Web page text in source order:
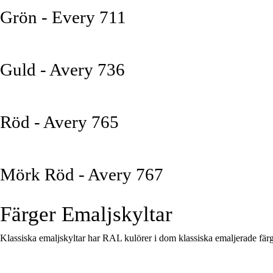
Grön - Every 711
Guld - Avery 736
Röd - Avery 765
Mörk Röd - Avery 767
Färger Emaljskyltar
Klassiska emaljskyltar har RAL kulörer i dom klassiska emaljerade